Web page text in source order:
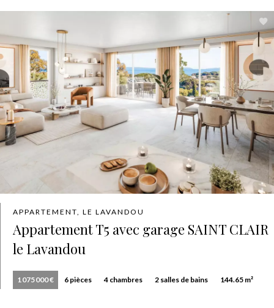
APPARTEMENT, LE LAVANDOU
Appartement T5 avec garage SAINT CLAIR
le Lavandou
1 075 000 € 6 pièces 4 chambres 2 salles de bains 144.65 m²